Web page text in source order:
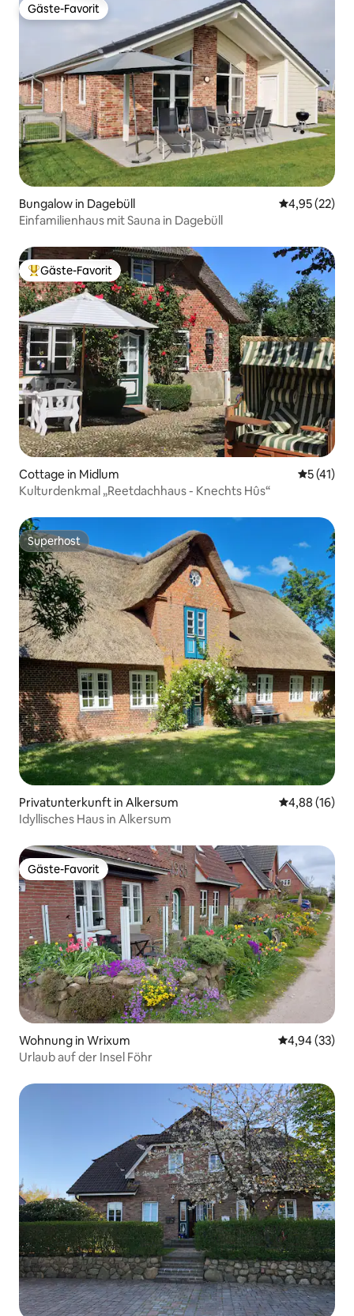
Gäste-Favorit
Gäste-Favorit
Bungalow in Dagebüll
4,95 (22)
Einfamilienhaus mit Sauna in Dagebüll
Beliebter Gäste-Favorit.
Gäste-Favorit
Cottage in Midlum
5 (41)
Kulturdenkmal „Reetdachhaus - Knechts Hûs“
Superhost
Superhost
Privatunterkunft in Alkersum
4,88 (16)
Idyllisches Haus in Alkersum
Gäste-Favorit
Gäste-Favorit
Wohnung in Wrixum
4,94 (33)
Urlaub auf der Insel Föhr